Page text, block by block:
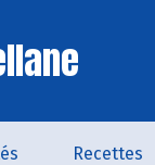
Recettes